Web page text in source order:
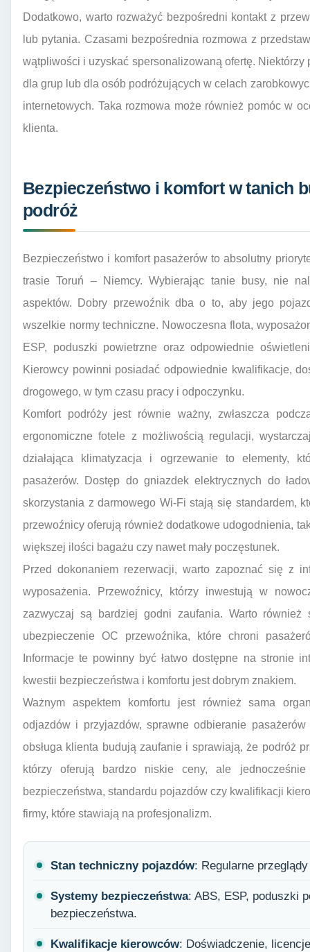
Dodatkowo, warto rozważyć bezpośredni kontakt z
lub pytania. Czasami bezpośrednia rozmowa z
wątpliwości i uzyskać spersonalizowaną ofertę.
dla grup lub dla osób podróżujących w celach
internetowych. Taka rozmowa może również pomóc w
klienta.
Bezpieczeństwo i komfort w tanich
podróż
Bezpieczeństwo i komfort pasażerów to absolutny
trasie Toruń – Niemcy. Wybierając tanie busy, nie
aspektów. Dobry przewoźnik dba o to, aby jego
wszelkie normy techniczne. Nowoczesna flota,
ESP, poduszki powietrzne oraz odpowiednie
Kierowcy powinni posiadać odpowiednie kwalifikacje,
drogowego, w tym czasu pracy i odpoczynku.
Komfort podróży jest równie ważny, zwłaszcza
ergonomiczne fotele z możliwością regulacji,
działająca klimatyzacja i ogrzewanie to elementy,
pasażerów. Dostęp do gniazdek elektrycznych do
skorzystania z darmowego Wi-Fi stają się standardem,
przewoźnicy oferują również dodatkowe udogodnienia,
większej ilości bagażu czy nawet mały poczęstunek.
Przed dokonaniem rezerwacji, warto zapoznać się z
wyposażenia. Przewoźnicy, którzy inwestują w
zazwyczaj są bardziej godni zaufania. Warto
ubezpieczenie OC przewoźnika, które chroni
Informacje te powinny być łatwo dostępne na stronie
kwestii bezpieczeństwa i komfortu jest dobrym znakiem.
Ważnym aspektem komfortu jest również sama
odjazdów i przyjazdów, sprawne odbieranie
obsługa klienta budują zaufanie i sprawiają, że podróż
którzy oferują bardzo niskie ceny, ale
bezpieczeństwa, standardu pojazdów czy kwalifikacji
firmy, które stawiają na profesjonalizm.
Stan techniczny pojazdów: Regularne
Systemy bezpieczeństwa: ABS, ESP, poduszki
bezpieczeństwa.
Kwalifikacje kierowców: Doświadczenie,